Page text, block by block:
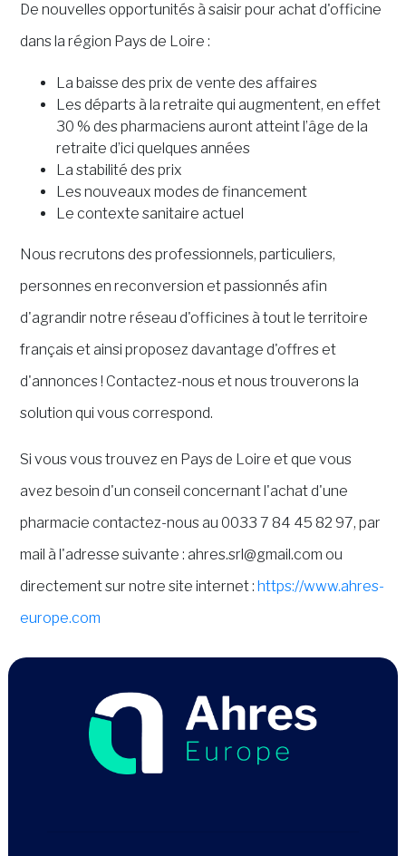
De nouvelles opportunités à saisir pour achat d'officine
dans la région Pays de Loire :
La baisse des prix de vente des affaires
Les départs à la retraite qui augmentent, en effet
30 % des pharmaciens auront atteint l’âge de la
retraite d’ici quelques années
La stabilité des prix
Les nouveaux modes de financement
Le contexte sanitaire actuel
Nous recrutons des professionnels, particuliers,
personnes en reconversion et passionnés afin
d'agrandir notre réseau d'officines à tout le territoire
français et ainsi proposez davantage d'offres et
d'annonces ! Contactez-nous et nous trouverons la
solution qui vous correspond.
Si vous vous trouvez en Pays de Loire et que vous
avez besoin d'un conseil concernant l'achat d'une
pharmacie contactez-nous au 0033 7 84 45 82 97, par
mail à l'adresse suivante : ahres.srl@gmail.com ou
directement sur notre site internet :https://www.ahres-
europe.com